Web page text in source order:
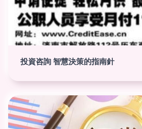
投資咨詢 智慧決策的指南針